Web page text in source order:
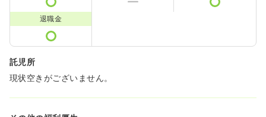
退職金
託児所
現状空きがございません。